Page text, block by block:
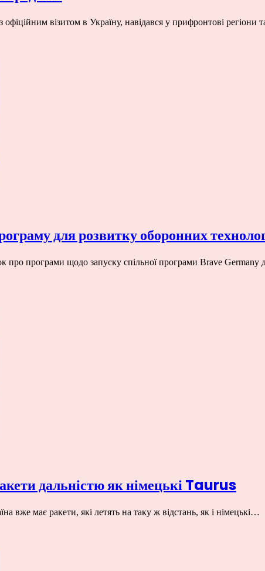
візитом в Україну, навідався у прифронтові регіони
для розвитку оборонних
про програми щодо запуску спільної програми Brave Germany
дальністю як німецькі Taurus
вже має ракети, які летять на таку ж відстань, як і німецькі…